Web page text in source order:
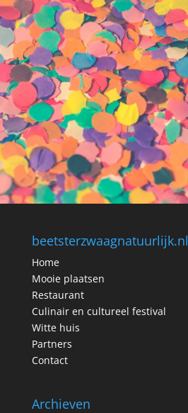
beetsterzwaagnatuurlijk.nl
Home
Mooie plaatsen
Restaurant
Culinair en cultureel festival
Witte huis
Partners
Contact
Archieven